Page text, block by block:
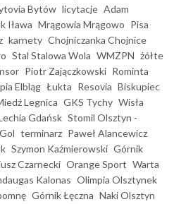
Bytów licytacje Adam
Iława Mrągowia Mrągowo Pisa
karnety Chojniczanka Chojnice
Stal Stalowa Wola WMZPN żółte
Piotr Zajączkowski Rominta
Elbląg Łukta Resovia Biskupiec
Legnica GKS Tychy Wisła
Gdańsk Stomil Olsztyn -
terminarz Paweł Alancewicz
Szymon Kaźmierowski Górnik
Czarnecki Orange Sport Warta
Kalonas Olimpia Olsztynek
Górnik Łęczna Naki Olsztyn